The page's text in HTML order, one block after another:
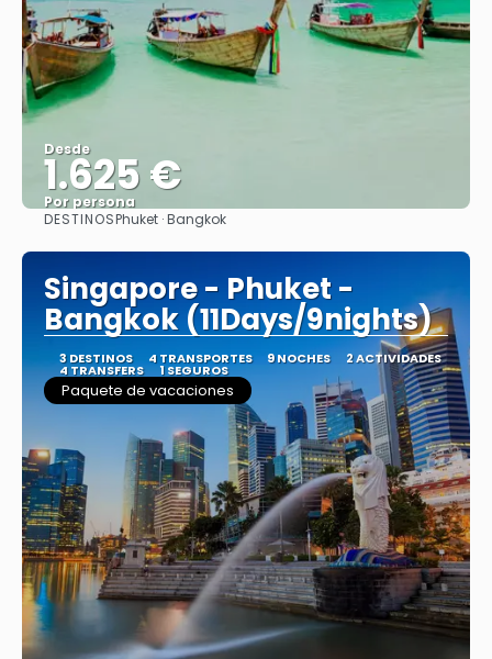
Desde
1.625 €
Por persona
DESTINOSPhuket · Bangkok
Singapore - Phuket -
Bangkok (11Days/9nights)
3 DESTINOS 4 TRANSPORTES 9 NOCHES 2 ACTIVIDADES
4 TRANSFERS 1 SEGUROS
Paquete de vacaciones